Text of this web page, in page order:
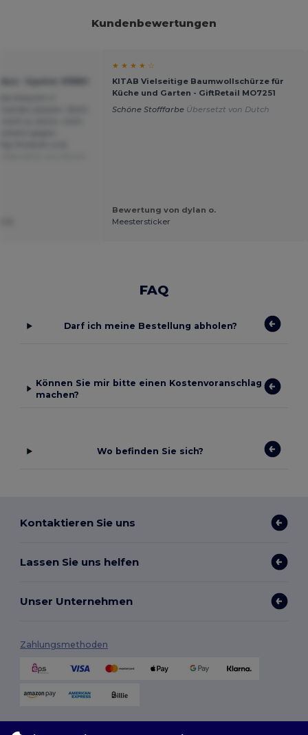
Kundenbewertungen
★ ★ ★ ★ ☆
KITAB Vielseitige Baumwollschürze für
Küche und Garten - GiftRetail MO7251
Schöne Stofffarbe Übersetzt von Dutch
Bewertung von dylan o.
Meestersticker
FAQ
Darf ich meine Bestellung abholen?
Können Sie mir bitte einen Kostenvoranschlag
machen?
Wo befinden Sie sich?
Kontaktieren Sie uns
Lassen Sie uns helfen
Unser Unternehmen
Zahlungsmethoden